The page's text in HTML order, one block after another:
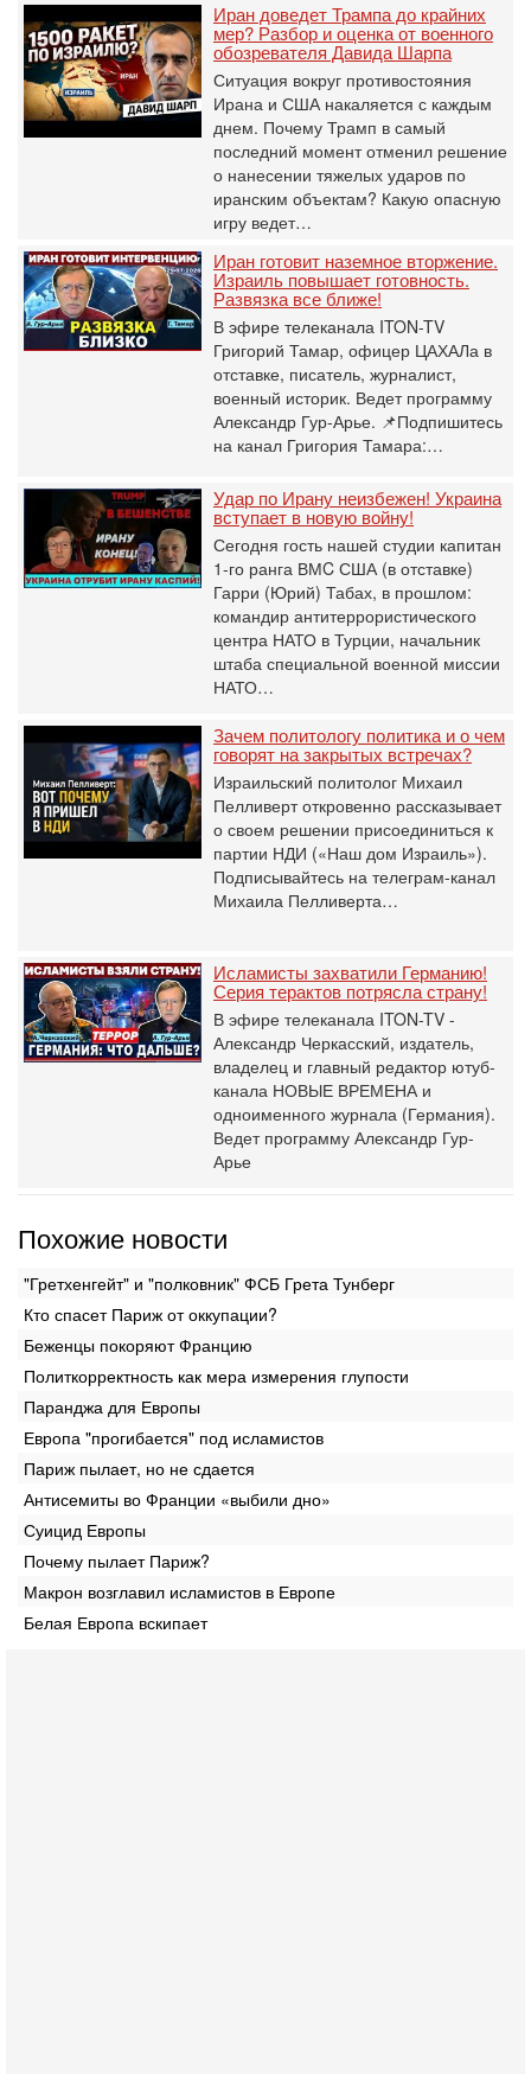
Иран доведет Трампа до крайних
мер? Разбор и оценка от военного
обозревателя Давида Шарпа
Ситуация вокруг противостояния
Ирана и США накаляется с каждым
днем. Почему Трамп в самый
последний момент отменил решение
о нанесении тяжелых ударов по
иранским объектам? Какую опасную
игру ведет…
Иран готовит наземное вторжение.
Израиль повышает готовность.
Развязка все ближе!
В эфире телеканала ITON-TV
Григорий Тамар, офицер ЦАХАЛа в
отставке, писатель, журналист,
военный историк. Ведет программу
Александр Гур-Арье. 📌Подпишитесь
на канал Григория Тамара:…
Удар по Ирану неизбежен! Украина
вступает в новую войну!
Сегодня гость нашей студии капитан
1-го ранга ВМC США (в отставке)
Гарри (Юрий) Табах, в прошлом:
командир антитеррористического
центра НАТО в Турции, начальник
штаба специальной военной миссии
НАТО…
Зачем политологу политика и о чем
говорят на закрытых встречах?
Израильский политолог Михаил
Пелливерт откровенно рассказывает
о своем решении присоединиться к
партии НДИ («Наш дом Израиль»).
Подписывайтесь на телеграм-канал
Михаила Пелливерта…
Исламисты захватили Германию!
Серия терактов потрясла страну!
В эфире телеканала ITON-TV -
Александр Черкасский, издатель,
владелец и главный редактор ютуб-
канала НОВЫЕ ВРЕМЕНА и
одноименного журнала (Германия).
Ведет программу Александр Гур-
Арье
Похожие новости
"Гретхенгейт" и "полковник" ФСБ Грета Тунберг
Кто спасет Париж от оккупации?
Беженцы покоряют Францию
Политкорректность как мера измерения глупости
Паранджа для Европы
Европа "прогибается" под исламистов
Париж пылает, но не сдается
Антисемиты во Франции «выбили дно»
Суицид Европы
Почему пылает Париж?
Макрон возглавил исламистов в Европе
Белая Европа вскипает